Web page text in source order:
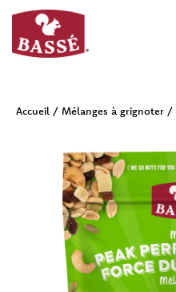
Accueil / Mélanges à grignoter /